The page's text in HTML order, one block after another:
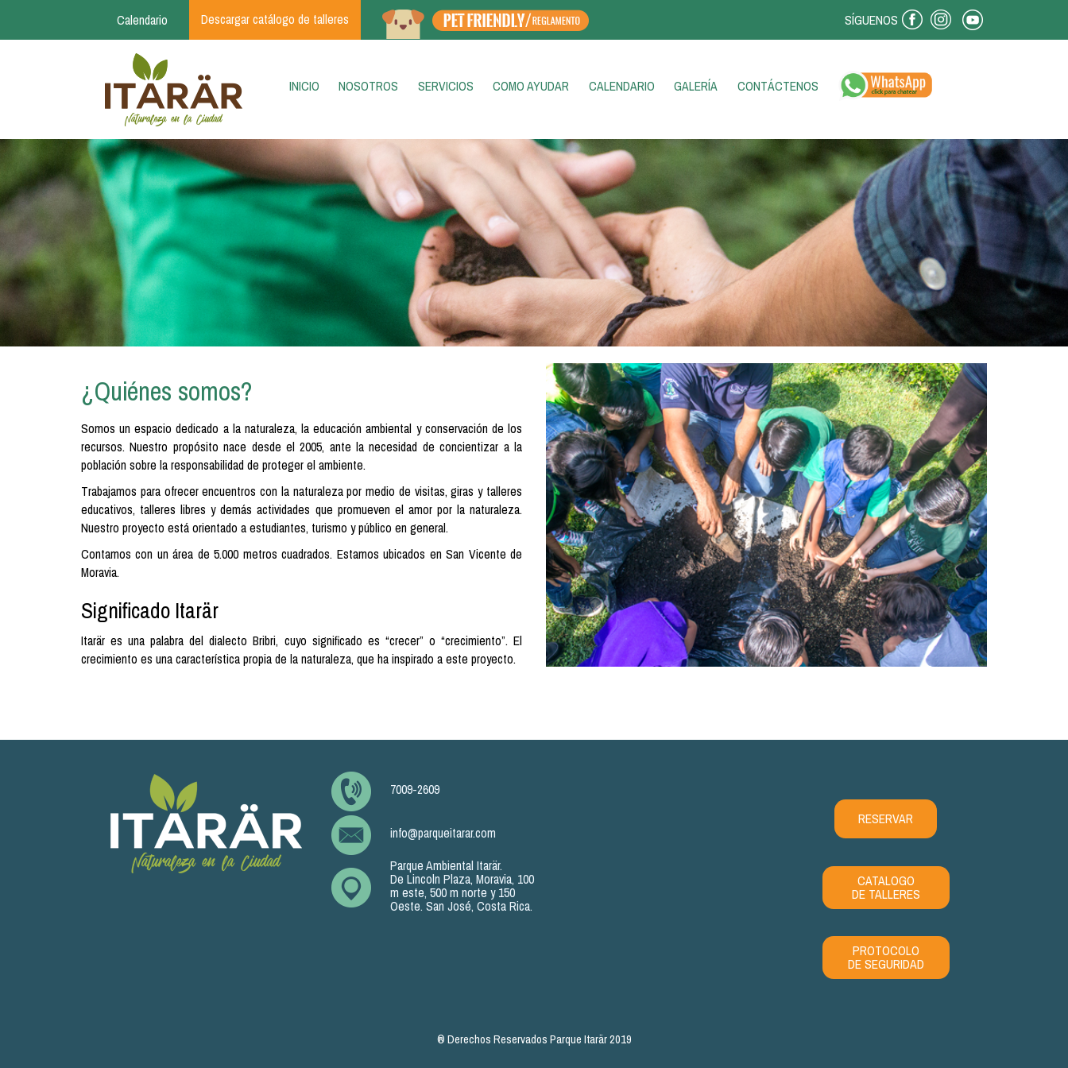
Calendario Descargar catálogo de talleres SÍGUENOS
INICIO(CURRENT)
NOSOTROS SERVICIOS COMO AYUDAR CALENDARIO GALERÍA CONTÁCTENOS
¿Quiénes somos?
Somos un espacio dedicado a la naturaleza, la educación ambiental y conservación de los
recursos. Nuestro propósito nace desde el 2005, ante la necesidad de concientizar a la
población sobre la responsabilidad de proteger el ambiente.
Trabajamos para ofrecer encuentros con la naturaleza por medio de visitas, giras y talleres
educativos, talleres libres y demás actividades que promueven el amor por la naturaleza.
Nuestro proyecto está orientado a estudiantes, turismo y público en general.
Contamos con un área de 5.000 metros cuadrados. Estamos ubicados en San Vicente de
Moravia.
Significado Itarär
Itarär es una palabra del dialecto Bribri, cuyo significado es “crecer” o “crecimiento”. El
crecimiento es una característica propia de la naturaleza, que ha inspirado a este proyecto.
7009-2609
info@parqueitarar.com
Parque Ambiental Itarär.
De Lincoln Plaza, Moravia, 100
m este, 500 m norte y 150
Oeste. San José, Costa Rica.
RESERVAR
CATALOGO
DE TALLERES
PROTOCOLO
DE SEGURIDAD
® Derechos Reservados Parque Itarär 2019